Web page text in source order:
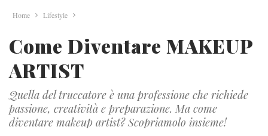
Home Lifestyle
Come Diventare MAKEUP
ARTIST
Quella del truccatore è una professione che richiede
passione, creatività e preparazione. Ma come
diventare makeup artist? Scopriamolo insieme!